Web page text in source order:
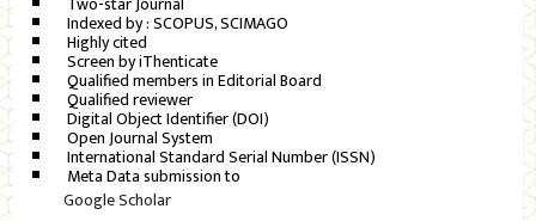
Indexed by : SCOPUS, SCIMAGO
Highly cited
Screen by iThenticate
Qualified members in Editorial Board
Qualified reviewer
Digital Object Identifier (DOI)
Open Journal System
International Standard Serial Number (ISSN)
Meta Data submission to
Google Scholar